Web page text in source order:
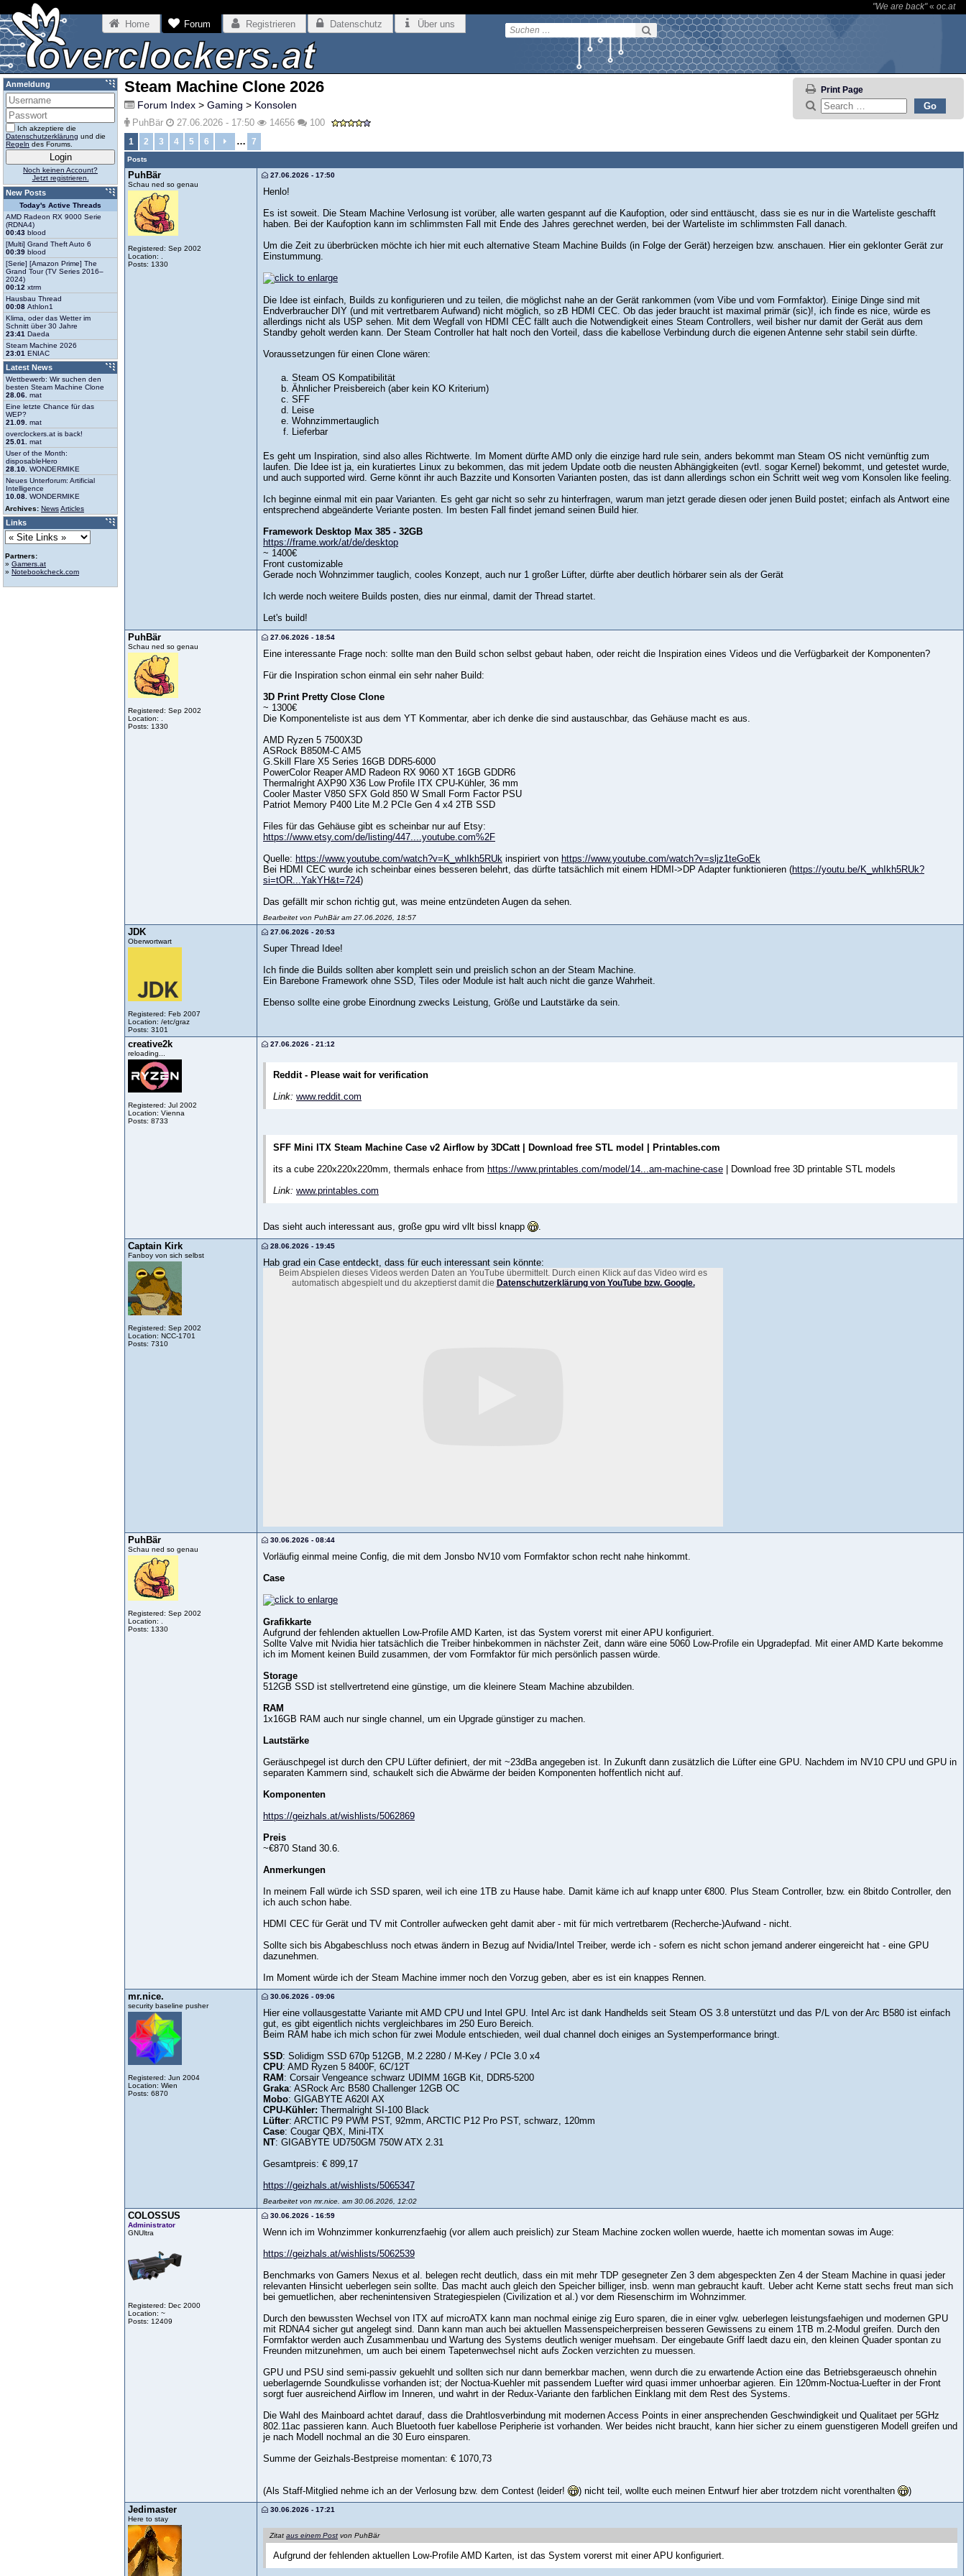
"We are back"« oc.at
Home Forum Registrieren Datenschutz Über uns
Steam Machine Clone 2026 Print Page
Forum Index > Gaming > Konsolen
PuhBär 27.06.2026 - 17:50 14656 100
1 2 3 4 5 6 … 7
Posts
PuhBär
Schau ned so genau
Registered: Sep 2002
Location: .
Posts: 1330
27.06.2026 - 17:50
Henlo!
Es ist soweit. Die Steam Machine Verlosung ist vorüber, alle warten gespannt auf die Kaufoption, oder sind enttäuscht, dass sie es nur in die Warteliste geschafft
haben. Bei der Kaufoption kann im schlimmsten Fall mit Ende des Jahres gerechnet werden, bei der Warteliste im schlimmsten Fall danach.
Um die Zeit zu überbrücken möchte ich hier mit euch alternative Steam Machine Builds (in Folge der Gerät) herzeigen bzw. anschauen. Hier ein geklonter Gerät zur
Einstummung.
Die Idee ist einfach, Builds zu konfigurieren und zu teilen, die möglichst nahe an der Gerät rankommen (vom Vibe und vom Formfaktor). Einige Dinge sind mit
Endverbraucher DIY (und mit vertretbarem Aufwand) nicht möglich, so zB HDMI CEC. Ob das jeder braucht ist maximal primär (sic)!, ich finde es nice, würde es
allerdings nicht als USP sehen. Mit dem Wegfall von HDMI CEC fällt auch die Notwendigkeit eines Steam Controllers, weil bisher nur damit der Gerät aus dem
Standby geholt werden kann. Der Steam Controller hat halt noch den Vorteil, dass die kabellose Verbindung durch die eigenen Antenne sehr stabil sein dürfte.
Voraussetzungen für einen Clone wären:
Steam OS Kompatibilität
Ähnlicher Preisbereich (aber kein KO Kriterium)
SFF
Leise
Wohnzimmertauglich
Lieferbar
Es geht um Inspiration, sind also alles Richtwerte. Im Moment dürfte AMD only die einzige hard rule sein, anders bekommt man Steam OS nicht vernünftig zum
laufen. Die Idee ist ja, ein kuratiertes Linux zu bekommen, das mit jedem Update ootb die neusten Abhängigkeiten (evtl. sogar Kernel) bekommt, und getestet wurde,
und auch supported wird. Gerne könnt ihr auch Bazzite und Konsorten Varianten posten, das ist dann allerdings schon ein Schritt weit weg vom Konsolen like feeling.
Ich beginne einmal mit ein paar Varianten. Es geht gar nicht so sehr zu hinterfragen, warum man jetzt gerade diesen oder jenen Build postet; einfach als Antwort eine
entsprechend abgeänderte Veriante posten. Im besten Fall findet jemand seinen Build hier.
Framework Desktop Max 385 - 32GB
https://frame.work/at/de/desktop
~ 1400€
Front customizable
Gerade noch Wohnzimmer tauglich, cooles Konzept, auch nur 1 großer Lüfter, dürfte aber deutlich hörbarer sein als der Gerät
Ich werde noch weitere Builds posten, dies nur einmal, damit der Thread startet.
Let's build!
PuhBär
Schau ned so genau
Registered: Sep 2002
Location: .
Posts: 1330
27.06.2026 - 18:54
Eine interessante Frage noch: sollte man den Build schon selbst gebaut haben, oder reicht die Inspiration eines Videos und die Verfügbarkeit der Komponenten?
Für die Inspiration schon einmal ein sehr naher Build:
3D Print Pretty Close Clone
~ 1300€
Die Komponenteliste ist aus dem YT Kommentar, aber ich denke die sind austauschbar, das Gehäuse macht es aus.
AMD Ryzen 5 7500X3D
ASRock B850M-C AM5
G.Skill Flare X5 Series 16GB DDR5-6000
PowerColor Reaper AMD Radeon RX 9060 XT 16GB GDDR6
Thermalright AXP90 X36 Low Profile ITX CPU-Kühler, 36 mm
Cooler Master V850 SFX Gold 850 W Small Form Factor PSU
Patriot Memory P400 Lite M.2 PCIe Gen 4 x4 2TB SSD
Files für das Gehäuse gibt es scheinbar nur auf Etsy:
https://www.etsy.com/de/listing/447....youtube.com%2F
Quelle: https://www.youtube.com/watch?v=K_whIkh5RUk inspiriert von https://www.youtube.com/watch?v=sljz1teGoEk
Bei HDMI CEC wurde ich scheinbar eines besseren belehrt, das dürfte tatsächlich mit einem HDMI->DP Adapter funktionieren (https://youtu.be/K_whIkh5RUk?
si=tOR...YakYH&t=724)
Das gefällt mir schon richtig gut, was meine entzündeten Augen da sehen.
Bearbeitet von PuhBär am 27.06.2026, 18:57
JDK
Oberwortwart
Registered: Feb 2007
Location: /etc/graz
Posts: 3101
27.06.2026 - 20:53
Super Thread Idee!
Ich finde die Builds sollten aber komplett sein und preislich schon an der Steam Machine.
Ein Barebone Framework ohne SSD, Tiles oder Module ist halt auch nicht die ganze Wahrheit.
Ebenso sollte eine grobe Einordnung zwecks Leistung, Größe und Lautstärke da sein.
creative2k
reloading...
Registered: Jul 2002
Location: Vienna
Posts: 8733
27.06.2026 - 21:12
Reddit - Please wait for verification
Link: www.reddit.com
SFF Mini ITX Steam Machine Case v2 Airflow by 3DCatt | Download free STL model | Printables.com
its a cube 220x220x220mm, thermals enhace from https://www.printables.com/model/14...am-machine-case | Download free 3D printable STL models
Link: www.printables.com
Das sieht auch interessant aus, große gpu wird vllt bissl knapp
.
Captain Kirk
Fanboy von sich selbst
Registered: Sep 2002
Location: NCC-1701
Posts: 7310
28.06.2026 - 19:45
Hab grad ein Case entdeckt, dass für euch interessant sein könnte:
Beim Abspielen dieses Videos werden Daten an YouTube übermittelt. Durch einen Klick auf das Video wird es
automatisch abgespielt und du akzeptierst damit die Datenschutzerklärung von YouTube bzw. Google.
PuhBär
Schau ned so genau
Registered: Sep 2002
Location: .
Posts: 1330
30.06.2026 - 08:44
Vorläufig einmal meine Config, die mit dem Jonsbo NV10 vom Formfaktor schon recht nahe hinkommt.
Case
Grafikkarte
Aufgrund der fehlenden aktuellen Low-Profile AMD Karten, ist das System vorerst mit einer APU konfiguriert.
Sollte Valve mit Nvidia hier tatsächlich die Treiber hinbekommen in nächster Zeit, dann wäre eine 5060 Low-Profile ein Upgradepfad. Mit einer AMD Karte bekomme
ich im Moment keinen Build zusammen, der vom Formfaktor für mich persönlich passen würde.
Storage
512GB SSD ist stellvertretend eine günstige, um die kleinere Steam Machine abzubilden.
RAM
1x16GB RAM auch nur single channel, um ein Upgrade günstiger zu machen.
Lautstärke
Geräuschpegel ist durch den CPU Lüfter definiert, der mit ~23dBa angegeben ist. In Zukunft dann zusätzlich die Lüfter eine GPU. Nachdem im NV10 CPU und GPU in
separaten Kammern sind, schaukelt sich die Abwärme der beiden Komponenten hoffentlich nicht auf.
Komponenten
https://geizhals.at/wishlists/5062869
Preis
~€870 Stand 30.6.
Anmerkungen
In meinem Fall würde ich SSD sparen, weil ich eine 1TB zu Hause habe. Damit käme ich auf knapp unter €800. Plus Steam Controller, bzw. ein 8bitdo Controller, den
ich auch schon habe.
HDMI CEC für Gerät und TV mit Controller aufwecken geht damit aber - mit für mich vertretbarem (Recherche-)Aufwand - nicht.
Sollte sich bis Abgabeschluss noch etwas ändern in Bezug auf Nvidia/Intel Treiber, werde ich - sofern es nicht schon jemand anderer eingereicht hat - eine GPU
dazunehmen.
Im Moment würde ich der Steam Machine immer noch den Vorzug geben, aber es ist ein knappes Rennen.
mr.nice.
security baseline pusher
Registered: Jun 2004
Location: Wien
Posts: 6870
30.06.2026 - 09:06
Hier eine vollausgestatte Variante mit AMD CPU und Intel GPU. Intel Arc ist dank Handhelds seit Steam OS 3.8 unterstützt und das P/L von der Arc B580 ist einfach
gut, es gibt eigentlich nichts vergleichbares im 250 Euro Bereich.
Beim RAM habe ich mich schon für zwei Module entschieden, weil dual channel doch einiges an Systemperformance bringt.
SSD: Solidigm SSD 670p 512GB, M.2 2280 / M-Key / PCIe 3.0 x4
CPU: AMD Ryzen 5 8400F, 6C/12T
RAM: Corsair Vengeance schwarz UDIMM 16GB Kit, DDR5-5200
Graka: ASRock Arc B580 Challenger 12GB OC
Mobo: GIGABYTE A620I AX
CPU-Kühler: Thermalright SI-100 Black
Lüfter: ARCTIC P9 PWM PST, 92mm, ARCTIC P12 Pro PST, schwarz, 120mm
Case: Cougar QBX, Mini-ITX
NT: GIGABYTE UD750GM 750W ATX 2.31
Gesamtpreis: € 899,17
https://geizhals.at/wishlists/5065347
Bearbeitet von mr.nice. am 30.06.2026, 12:02
COLOSSUS
Administrator
GNUltra
Registered: Dec 2000
Location: ~
Posts: 12409
30.06.2026 - 16:59
Wenn ich im Wohnzimmer konkurrenzfaehig (vor allem auch preislich) zur Steam Machine zocken wollen wuerde, haette ich momentan sowas im Auge:
https://geizhals.at/wishlists/5062539
Benchmarks von Gamers Nexus et al. belegen recht deutlich, dass ein mit mehr TDP gesegneter Zen 3 dem abgespeckten Zen 4 der Steam Machine in quasi jeder
relevanten Hinsicht ueberlegen sein sollte. Das macht auch gleich den Speicher billiger, insb. wenn man gebraucht kauft. Ueber acht Kerne statt sechs freut man sich
bei gemuetlichen, aber rechenintensiven Strategiespielen (Civilization et al.) vor dem Riesenschirm im Wohnzimmer.
Durch den bewussten Wechsel von ITX auf microATX kann man nochmal einige zig Euro sparen, die in einer vglw. ueberlegen leistungsfaehigen und modernen GPU
mit RDNA4 sicher gut angelegt sind. Dann kann man auch bei aktuellen Massenspeicherpreisen besseren Gewissens zu einem 1TB m.2-Modul greifen. Durch den
Formfaktor werden auch Zusammenbau und Wartung des Systems deutlich weniger muehsam. Der eingebaute Griff laedt dazu ein, den kleinen Quader spontan zu
Freunden mitzunehmen, um auch bei einem Tapetenwechsel nicht aufs Zocken verzichten zu muessen.
GPU und PSU sind semi-passiv gekuehlt und sollten sich nur dann bemerkbar machen, wenn durch die zu erwartende Action eine das Betriebsgeraeusch ohnehin
ueberlagernde Soundkulisse vorhanden ist; der Noctua-Kuehler mit passendem Luefter wird quasi immer unhoerbar agieren. Ein 120mm-Noctua-Luefter in der Front
sorgt fuer ausreichend Airflow im Inneren, und wahrt in der Redux-Variante den farblichen Einklang mit dem Rest des Systems.
Die Wahl des Mainboard achtet darauf, dass die Drahtlosverbindung mit modernen Access Points in einer ansprechenden Geschwindigkeit und Qualitaet per 5GHz
802.11ac passieren kann. Auch Bluetooth fuer kabellose Peripherie ist vorhanden. Wer beides nicht braucht, kann hier sicher zu einem guenstigeren Modell greifen und
je nach Modell nochmal an die 30 Euro einsparen.
Summe der Geizhals-Bestpreise momentan: € 1070,73
(Als Staff-Mitglied nehme ich an der Verlosung bzw. dem Contest (leider! ) nicht teil, wollte euch meinen Entwurf hier aber trotzdem nicht vorenthalten
)
Jedimaster
Here to stay
30.06.2026 - 17:21
Zitat aus einem Post von PuhBär
Aufgrund der fehlenden aktuellen Low-Profile AMD Karten, ist das System vorerst mit einer APU konfiguriert.
Anmeldung
Ich akzeptiere die
Datenschutzerklärung und die
Regeln des Forums.
Noch keinen Account?
Jetzt registrieren.
New Posts
Today's Active Threads
AMD Radeon RX 9000 Serie
(RDNA4)
00:43 blood
[Multi] Grand Theft Auto 6
00:39 blood
[Serie] [Amazon Prime] The
Grand Tour (TV Series 2016–
2024)
00:12 xtrm
Hausbau Thread
00:08 Athlon1
Klima, oder das Wetter im
Schnitt über 30 Jahre
23:41 Daeda
Steam Machine 2026
23:01 ENIAC
Latest News
Wettbewerb: Wir suchen den
besten Steam Machine Clone
28.06. mat
Eine letzte Chance für das
WEP?
21.09. mat
overclockers.at is back!
25.01.
mat
User of the Month:
disposableHero
28.10. WONDERMIKE
Neues Unterforum: Artificial
Intelligence
10.08. WONDERMIKE
Archives: NewsArticles
Links
Partners:
» Gamers.at
» Notebookcheck.com